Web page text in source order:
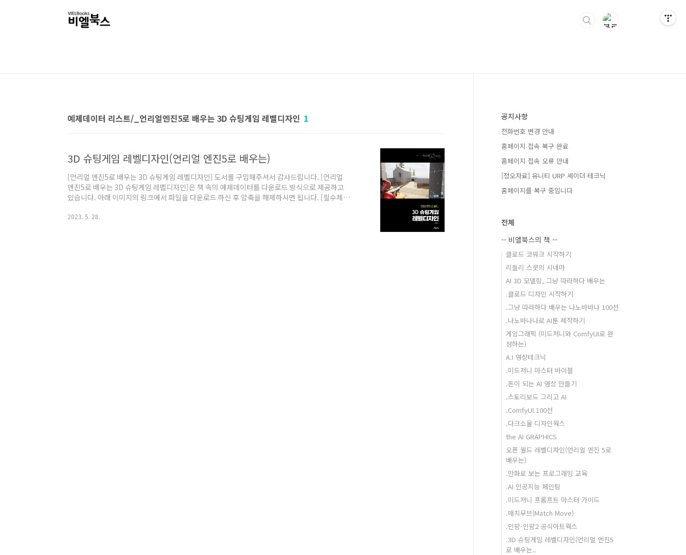
예제데이터 리스트/_언리얼엔진5로 배우는 3D 슈팅게임 레벨디자인 1
3D 슈팅게임 레벨디자인(언리얼 엔진5로 배우는)
[언리얼 엔진5로 배우는 3D 슈팅게임 레벨디자인] 도서를 구입해주셔서 감사드립니다. [언리얼
엔진5로 배우는 3D 슈팅게임 레벨디자인]은 책 속의 예제데이터를 다운로드 방식으로 제공하고
있습니다. 아래 이미지의 링크에서 파일을 다운로드 하신 후 압축을 해제하시면 됩니다. [필수체크
서는 압축이 해제되지 않으므로, 윈도우 OS 환경으로 부팅한 후 압축을 해제해주세요. # 예제데이
2023. 5. 28.
공지사항
전화번호 변경 안내
홈페이지 접속 복구 완료
홈페이지 접속 오류 안내
[정오자료] 유니티 URP 셰이더 테크닉
홈페이지를 복구 중입니다
전체
-- 비엘북스의 책 --
클로드 코워크 시작하기
리들리 스콧의 시네마
AI 3D 모델링, 그냥 따라하다 배우는
.클로드 디자인 시작하기
.그냥 따라하다 배우는 나노바바나 100선
.나노바나나로 AI툰 제작하기
게임그래픽 (미드저니와 ComfyUI로 완
성하는)
A.I 영상테크닉
.미드저니 마스터 바이블
.돈이 되는 AI 영상 만들기
.스토리보드 그리고 AI
.ComfyUI 100선
.다크소울 디자인웍스
the AI GRAPHICS
오픈 월드 레벨디자인(언리얼 엔진 5로
배우는)
.만화로 보는 프로그래밍 교육
.AI 인공지능 페인팅
.미드저니 프롬프트 마스터 가이드
.매치무브(Match Move)
.인왕-인왕2 공식아트웍스
.3D 슈팅게임 레벨디자인(언리얼 엔진5
로 배우는..